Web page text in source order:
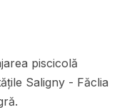
piscicolă
Saligny - Făclia